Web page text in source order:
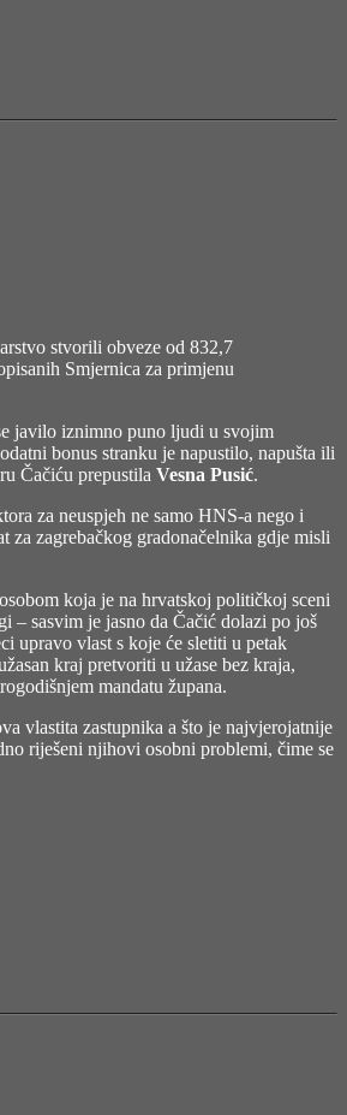
stvorili obveze od 832,7
Smjernica za primjenu
javilo iznimno puno ljudi u svojim
bonus stranku je napustilo, napušta ili
Čačiću prepustila Vesna Pusić.
za neuspjeh ne samo HNS-a nego i
zagrebačkog gradonačelnika gdje misli
koja je na hrvatskoj političkoj sceni
– sasvim je jasno da Čačić dolazi po još
upravo vlast s koje će sletiti u petak
kraj pretvoriti u užase bez kraja,
mandatu župana.
vlastita zastupnika a što je najvjerojatnije
riješeni njihovi osobni problemi, čime se